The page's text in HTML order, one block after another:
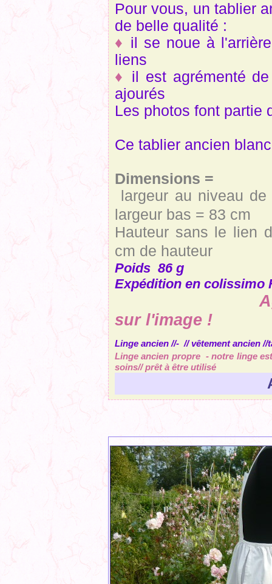
Pour vous, un tablier
de belle qualité :
♦ il se noue à
liens
♦ il est agrémenté
ajourés
Les photos font partie
Ce tablier ancien
Dimensions =
largeur au niveau
largeur bas = 83 cm
Hauteur sans le lien
cm de hauteur
Poids 86 g
Expédition en colissimo
Agrandir
sur l'image !
Linge ancien //- // vêtement ancien //
Linge ancien propre - notre linge
soins// prêt à être utilisé